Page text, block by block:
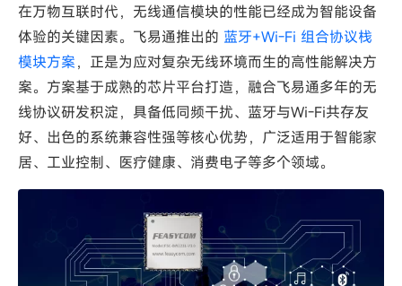
在万物互联时代，无线通信模块的性能已经成为智能设备
体验的关键因素。飞易通推出的 蓝牙+Wi-Fi 组合协议栈
模块方案，正是为应对复杂无线环境而生的高性能解决方
案。方案基于成熟的芯片平台打造，融合飞易通多年的无
线协议研发积淀，具备低同频干扰、蓝牙与Wi-Fi共存友
好、出色的系统兼容性强等核心优势，广泛适用于智能家
居、工业控制、医疗健康、消费电子等多个领域。